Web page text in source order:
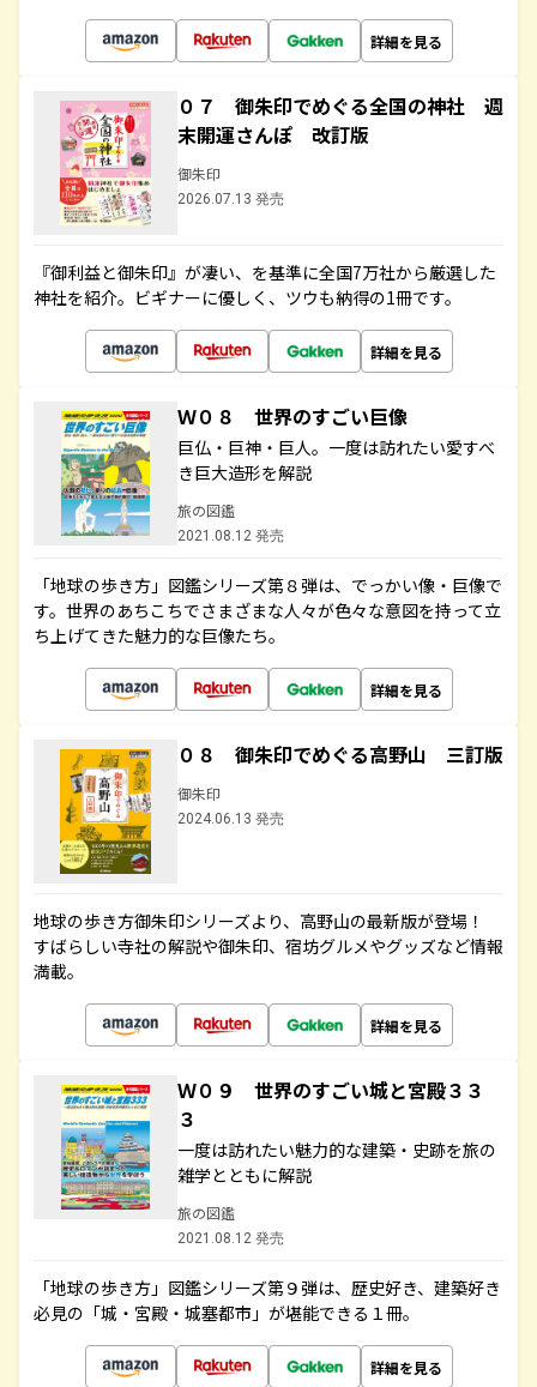
詳細を見る
０７ 御朱印でめぐる全国の神社 週
末開運さんぽ 改訂版
御朱印
2026.07.13 発売
『御利益と御朱印』が凄い、を基準に全国7万社から厳選した
神社を紹介。ビギナーに優しく、ツウも納得の1冊です。
詳細を見る
Ｗ０８ 世界のすごい巨像
巨仏・巨神・巨人。一度は訪れたい愛すべ
き巨大造形を解説
旅の図鑑
2021.08.12 発売
「地球の歩き方」図鑑シリーズ第８弾は、でっかい像・巨像で
す。世界のあちこちでさまざまな人々が色々な意図を持って立
ち上げてきた魅力的な巨像たち。
詳細を見る
０８ 御朱印でめぐる高野山 三訂版
御朱印
2024.06.13 発売
地球の歩き方御朱印シリーズより、高野山の最新版が登場！
すばらしい寺社の解説や御朱印、宿坊グルメやグッズなど情報
満載。
詳細を見る
Ｗ０９ 世界のすごい城と宮殿３３
３
一度は訪れたい魅力的な建築・史跡を旅の
雑学とともに解説
旅の図鑑
2021.08.12 発売
「地球の歩き方」図鑑シリーズ第９弾は、歴史好き、建築好き
必見の「城・宮殿・城塞都市」が堪能できる１冊。
詳細を見る